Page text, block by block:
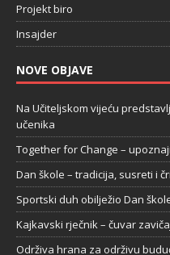
Projekt biro
Insajder
NOVE OBJAVE
Na Učiteljskom vijeću
učenika
Together for Change –
Dan škole – tradicija, susreti i
Sportski duh obilježio Dan
Kajkavski rječnik – čuvar
Održiva hrana za održivu